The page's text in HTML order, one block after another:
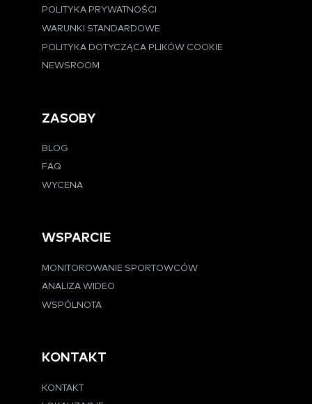
POLITYKA PRYWATNOŚCI
WARUNKI STANDARDOWE
POLITYKA DOTYCZĄCA PLIKÓW COOKIE
NEWSROOM
ZASOBY
BLOG
FAQ
WYCENA
WSPARCIE
MONITOROWANIE SPORTOWCÓW
ANALIZA WIDEO
WSPÓLNOTA
KONTAKT
KONTAKT